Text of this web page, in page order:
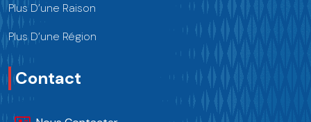
Plus D’une Raison
Plus D’une Région
Contact